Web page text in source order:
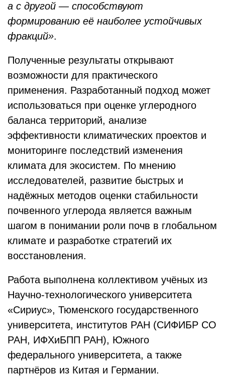
а с другой — способствуют
формированию её наиболее устойчивых
фракций».
Полученные результаты открывают
возможности для практического
применения. Разработанный подход может
использоваться при оценке углеродного
баланса территорий, анализе
эффективности климатических проектов и
мониторинге последствий изменения
климата для экосистем. По мнению
исследователей, развитие быстрых и
надёжных методов оценки стабильности
почвенного углерода является важным
шагом в понимании роли почв в глобальном
климате и разработке стратегий их
восстановления.
Работа выполнена коллективом учёных из
Научно-технологического университета
«Сириус», Тюменского государственного
университета, институтов РАН (СИФИБР СО
РАН, ИФХиБПП РАН), Южного
федерального университета, а также
партнёров из Китая и Германии.